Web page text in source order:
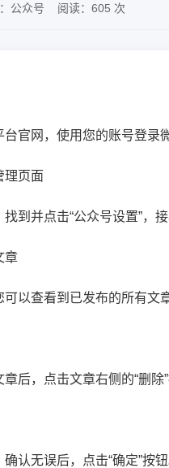
公众号 阅读：605 次
官网，使用您的账号登录
理页面
到并点击“公众号设置”，
章
以查看到已发布的所有
后，点击文章右侧的“删
认无误后，点击“确定”按